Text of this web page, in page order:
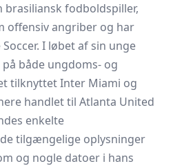
brasiliansk fodboldspiller,
offensiv angriber og har
I løbet af sin unge
både ungdoms- og
tilknyttet Inter Miami og
handlet til Atlanta United
enkelte
tilgængelige oplysninger
og nogle datoer i hans